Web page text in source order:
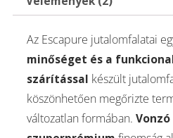
Az Escapure jutalomfalatai
minőséget és a
szárítással készült
köszönhetően megőrizte
változatlan formában.